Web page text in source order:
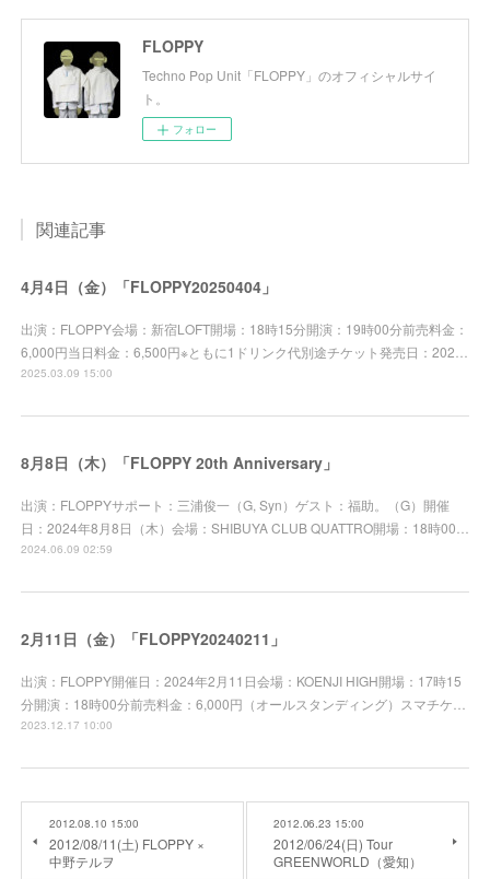
FLOPPY
Techno Pop Unit「FLOPPY」のオフィシャルサイ
ト。
フォロー
関連記事
4月4日（金）「FLOPPY20250404」
出演：FLOPPY会場：新宿LOFT開場：18時15分開演：19時00分前売料金：
6,000円当日料金：6,500円※ともに1ドリンク代別途チケット発売日：202…
2025.03.09 15:00
8月8日（木）「FLOPPY 20th Anniversary」
出演：FLOPPYサポート：三浦俊一（G, Syn）ゲスト：福助。（G）開催
日：2024年8月8日（木）会場：SHIBUYA CLUB QUATTRO開場：18時00…
2024.06.09 02:59
2月11日（金）「FLOPPY20240211」
出演：FLOPPY開催日：2024年2月11日会場：KOENJI HIGH開場：17時15
分開演：18時00分前売料金：6,000円（オールスタンディング）スマチケ…
2023.12.17 10:00
2012.08.10 15:00
2012/08/11(土) FLOPPY ×
中野テルヲ
2012.06.23 15:00
2012/06/24(日) Tour
GREENWORLD（愛知）